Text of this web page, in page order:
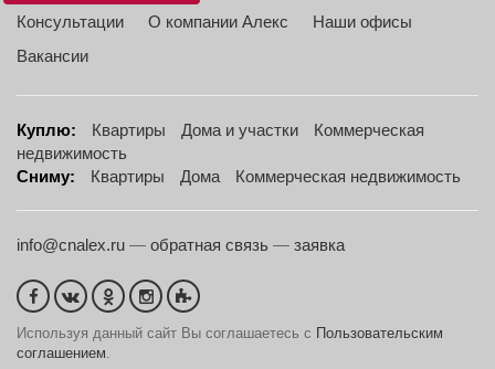
Консультации
О компании Алекс
Наши офисы
Вакансии
Куплю: Квартиры Дома и участки
Коммерческая
недвижимость
Сниму:
Квартиры Дома Коммерческая недвижимость
info@cnalex.ru — обратная связь — заявка
Используя данный сайт Вы соглашаетесь с Пользовательским
соглашением.